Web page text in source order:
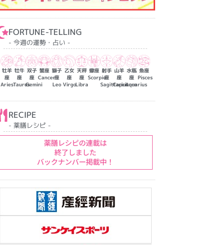
FORTUNE-TELLING
- 今週の運勢・占い -
牡羊
座
Aries
牡牛
座
Taurus
双子
座
Gemini
蟹座
Cancer
獅子
座
Leo
乙女
座
Virgo
天秤
座
Libra
蠍座
Scorpio
射手
座
Sagittarius
山羊
座
Capricorn
水瓶
座
Aquarius
魚座
Pisces
RECIPE
- 薬膳レシピ -
薬膳レシピの連載は
終了しました
バックナンバー掲載中！